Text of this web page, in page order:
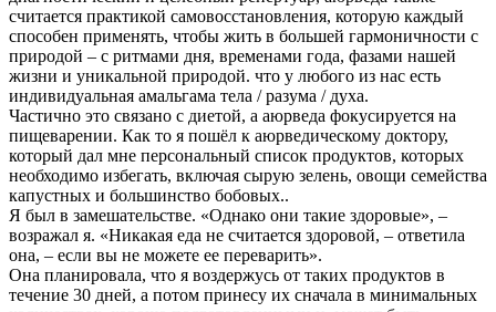
считается практикой самовосстановления, которую каждый
способен применять, чтобы жить в большей гармоничности с
природой – с ритмами дня, временами года, фазами нашей
жизни и уникальной природой. что у любого из нас есть
индивидуальная амальгама тела / разума / духа.
Частично это связано с диетой, а аюрведа фокусируется на
пищеварении. Как то я пошёл к аюрведическому доктору,
который дал мне персональный список продуктов, которых
необходимо избегать, включая сырую зелень, овощи семейства
капустных и большинство бобовых..
Я был в замешательстве. «Однако они такие здоровые», –
возражал я. «Никакая еда не считается здоровой, – ответила
она, – если вы не можете ее переварить».
Она планировала, что я воздержусь от таких продуктов в
течение 30 дней, а потом принесу их сначала в минимальных